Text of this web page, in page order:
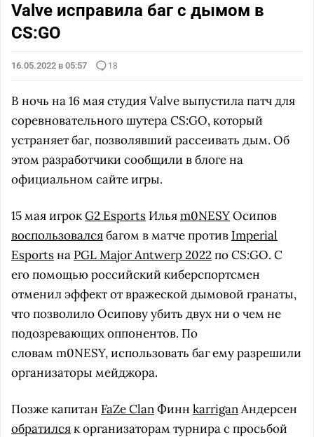
Valve исправила баг с дымом в
CS:GO
16.05.2022 в 05:57 18
В ночь на 16 мая студия Valve выпустила патч для
соревновательного шутера CS:GO, который
устраняет баг, позволявший рассеивать дым. Об
этом разработчики сообщили в блоге на
официальном сайте игры.
15 мая игрокG2 Esports Ильяm0NESYОсипов
воспользовалсябагом в матче против Imperial
Esportsна PGL Major Antwerp 2022по CS:GO. С
его помощью российский киберспортсмен
отменил эффект от вражеской дымовой гранаты,
что позволило Осипову убить двух ни о чем не
подозревающих оппонентов. По
словам m0NESY, использовать баг ему разрешили
организаторы мейджора.
Позже капитан FaZe ClanФинн karriganАндерсен
обратилсяк организаторам турнира с просьбой